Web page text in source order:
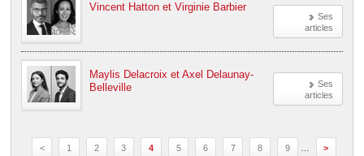
Ses
articles
Vincent Hatton et Virginie Barbier
Ses
articles
Maylis Delacroix et Axel Delaunay-
Belleville
< 1 2 3 4 5 6 7 8 9 >